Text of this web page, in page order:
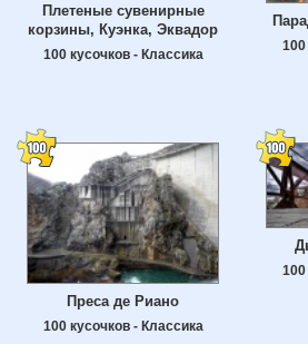
Плетеные сувенирные
корзины, Куэнка, Эквадор
100 кусочков - Классика
100
Преса де Риано
100 кусочков - Классика
100